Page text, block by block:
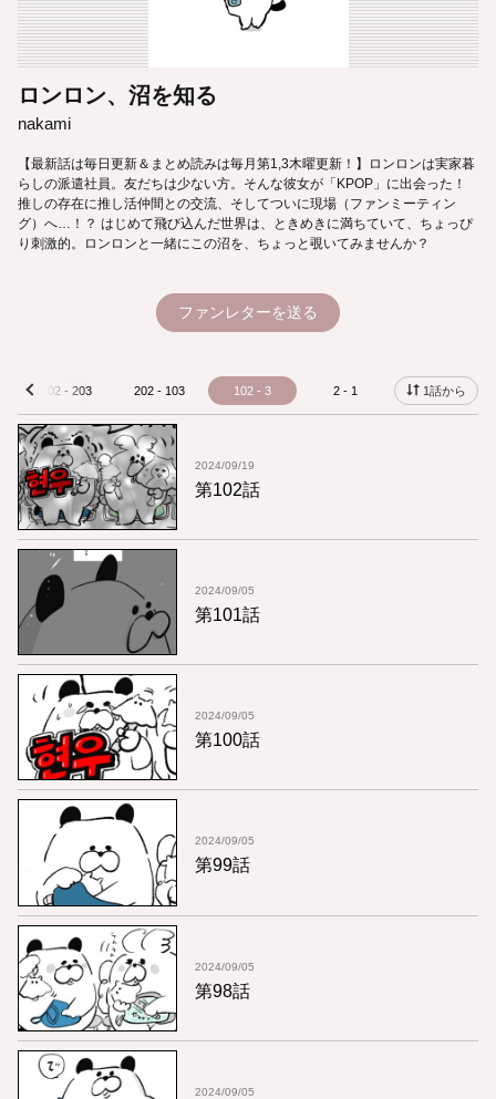
ロンロン、沼を知る
nakami
【最新話は毎日更新＆まとめ読みは毎月第1,3木曜更新！】ロンロンは実家暮
らしの派遣社員。友だちは少ない方。そんな彼女が「KPOP」に出会った！
推しの存在に推し活仲間との交流、そしてついに現場（ファンミーティン
グ）へ…！？ はじめて飛び込んだ世界は、ときめきに満ちていて、ちょっぴ
り刺激的。ロンロンと一緒にこの沼を、ちょっと覗いてみませんか？
ファンレターを送る
302 - 203 202 - 103 102 - 3 2 - 1
prev 1話から
2024/09/19
第102話
2024/09/05
第101話
2024/09/05
第100話
2024/09/05
第99話
2024/09/05
第98話
2024/09/05